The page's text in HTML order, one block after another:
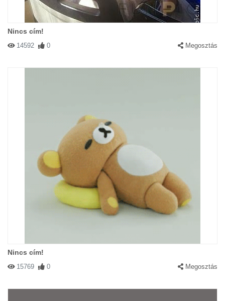
Nincs cím!
14592 0 Megosztás
Nincs cím!
15769 0 Megosztás